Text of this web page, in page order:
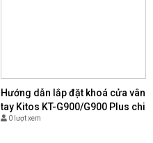
Hướng dẫn lắp đặt khoá cửa vân
tay Kitos KT-G900/G900 Plus chi
tiết nhất - (Copy)
0 lượt xem